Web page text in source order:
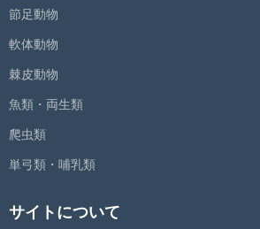
節足動物
軟体動物
棘皮動物
魚類・両生類
爬虫類
単弓類・哺乳類
サイトについて